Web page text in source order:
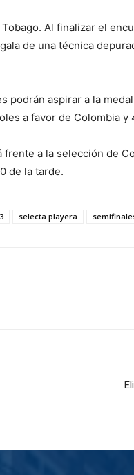
Al finalizar el
de una técnica
podrán aspirar a la
a favor de Colombia y
a la selección de
de la tarde.
selecta playera